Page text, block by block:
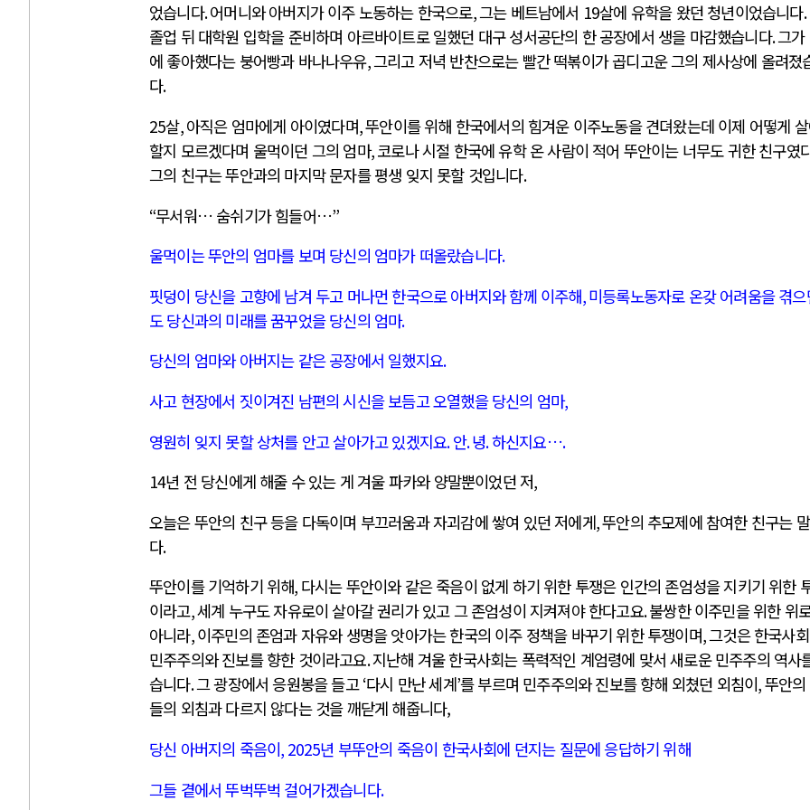
었습니다.어머니와 아버지가 이주 노동하는 한국으로,그는 베트남에서 19살에 유학을 왔던 청년이었습니다.
졸업 뒤 대학원 입학을 준비하며 아르바이트로 일했던 대구 성서공단의 한 공장에서 생을 마감했습니다.그가
에 좋아했다는 붕어빵과 바나나우유,그리고 저녁 반찬으로는 빨간 떡볶이가 곱디고운 그의 제사상에 올려졌
다.
25살,아직은 엄마에게 아이였다며,뚜안이를 위해 한국에서의 힘겨운 이주노동을 견뎌왔는데 이제 어떻게
할지 모르겠다며 울먹이던 그의 엄마,코로나 시절 한국에 유학 온 사람이 적어 뚜안이는 너무도 귀한 친구였
그의 친구는 뚜안과의 마지막 문자를 평생 잊지 못할 것입니다.
“무서워… 숨쉬기가 힘들어…”
울먹이는 뚜안의 엄마를 보며 당신의 엄마가 떠올랐습니다.
핏덩이 당신을 고향에 남겨 두고 머나먼 한국으로 아버지와 함께 이주해,미등록노동자로 온갖 어려움을 겪으
도 당신과의 미래를 꿈꾸었을 당신의 엄마.
당신의 엄마와 아버지는 같은 공장에서 일했지요.
사고 현장에서 짓이겨진 남편의 시신을 보듬고 오열했을 당신의 엄마,
영원히 잊지 못할 상처를 안고 살아가고 있겠지요.안.녕.하신지요….
14년 전 당신에게 해줄 수 있는 게 겨울 파카와 양말뿐이었던 저,
오늘은 뚜안의 친구 등을 다독이며 부끄러움과 자괴감에 쌓여 있던 저에게,뚜안의 추모제에 참여한 친구는
다.
뚜안이를 기억하기 위해, 다시는 뚜안이와 같은 죽음이 없게 하기 위한 투쟁은 인간의 존엄성을 지키기 위한
이라고,세계 누구도 자유로이 살아갈 권리가 있고 그 존엄성이 지켜져야 한다고요.불쌍한 이주민을 위한 위
아니라,이주민의 존엄과 자유와 생명을 앗아가는 한국의 이주 정책을 바꾸기 위한 투쟁이며,그것은 한국사
민주주의와 진보를 향한 것이라고요.지난해 겨울 한국사회는 폭력적인 계엄령에 맞서 새로운 민주주의 역사
습니다.그 광장에서 응원봉을 들고‘다시 만난 세계’를 부르며 민주주의와 진보를 향해 외쳤던 외침이,뚜안
들의 외침과 다르지 않다는 것을 깨닫게 해줍니다,
당신 아버지의 죽음이, 2025년 부뚜안의 죽음이 한국사회에 던지는 질문에 응답하기 위해
그들 곁에서 뚜벅뚜벅 걸어가겠습니다.